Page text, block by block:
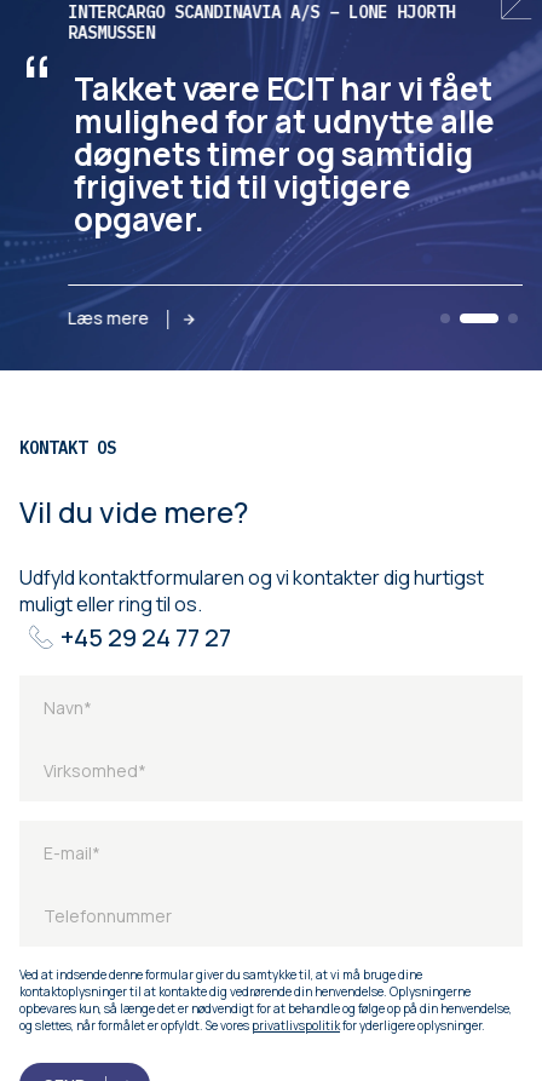
“
INTERCARGO SCANDINAVIA A/S – LONE HJORTH
RASMUSSEN
Takket være ECIT har vi fået
mulighed for at udnytte alle
døgnets timer og samtidig
frigivet tid til vigtigere
opgaver.
Læs mere
KONTAKT OS
Vil du vide mere?
Udfyld kontaktformularen og vi kontakter dig hurtigst
muligt eller ring til os.
+45 29 24 77 27
Ved at indsende denne formular giver du samtykke til, at vi må bruge dine
kontaktoplysninger til at kontakte dig vedrørende din henvendelse. Oplysningerne
opbevares kun, så længe det er nødvendigt for at behandle og følge op på din henvendelse,
og slettes, når formålet er opfyldt. Se vores privatlivspolitikfor yderligere oplysninger.